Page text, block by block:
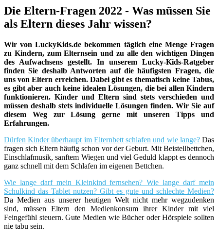
Die Eltern-Fragen 2022 - Was müssen Sie
als Eltern dieses Jahr wissen?
Wir von LuckyKids.de bekommen täglich eine Menge Fragen
zu Kindern, zum Elternsein und zu alle den wichtigen Dingen
des Aufwachsens gestellt. In unserem Lucky-Kids-Ratgeber
finden Sie deshalb Antworten auf die häufigsten Fragen, die
uns von Eltern erreichen. Dabei gibt es thematisch keine Tabus,
es gibt aber auch keine idealen Lösungen, die bei allen Kindern
funktionieren. Kinder und Eltern sind stets verschieden und
müssen deshalb stets individuelle Lösungen finden. Wir Sie auf
diesem Weg zur Lösung gerne mit unseren Tipps und
Erfahrungen.
Dürfen Kinder überhaupt im Elternbett schlafen und wie lange?Das
fragen sich Eltern häufig schon vor der Geburt. Mit Beistellbettchen,
Einschlafmusik, sanftem Wiegen und viel Geduld klappt es dennoch
ganz schnell mit dem Schlafen im eigenen Bettchen.
Wie lange darf mein Kleinkind fernsehen? Wie lange darf mein
Schulkind das Tablet nutzen? Gibt es gute und schlechte Medien?
Da Medien aus unserer heutigen Welt nicht mehr wegzudenken
sind, müssen Eltern den Medienkonsum ihrer Kinder mit viel
Feingefühl steuern. Gute Medien wie Bücher oder Hörspiele sollten
nie tabu sein.